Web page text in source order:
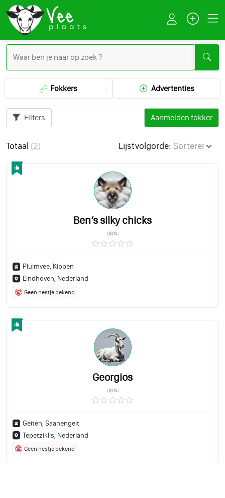
Fokkers Advertenties
Filters Aanmelden fokker
Totaal (2) Lijstvolgorde:
Ben’s silky chicks
UBN:
Pluimvee, Kippen
Eindhoven, Nederland
Geen nestje bekend
Georgios
UBN:
Geiten, Saanengeit
Tepetziklis, Nederland
Geen nestje bekend